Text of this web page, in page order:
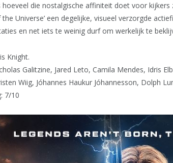
hoeveel die nostalgische affiniteit doet voor
the Universe’ een degelijke, visueel verzorgde
en net iets te weinig durf om werkelijk te
Knight.
Galitzine, Jared Leto, Camila Mendes, Idris
Wiig, Jóhannes Haukur Jóhannesson, Dolph
7/10